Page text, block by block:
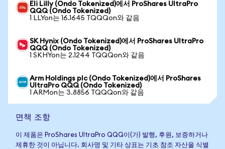
Eli Lilly (Ondo Tokenized)에서 ProShares UltraPro
QQQ (Ondo Tokenized)
1 LLYon는 16.1645 TQQQon와 같음
SK Hynix (Ondo Tokenized)에서 ProShares UltraPro
QQQ (Ondo Tokenized)
1 SKHYon는 2.1244 TQQQon와 같음
Arm Holdings plc (Ondo Tokenized)에서 ProShares
UltraPro QQQ (Ondo Tokenized)
1 ARMon는 3.8856 TQQQon와 같음
면책 조항
이 제품은 ProShares UltraPro QQQ이(가) 발행, 후원, 보증하거나
제휴한 것이 아닙니다. 회사명 및 기타 상표는 기초 참조 자산을 식별